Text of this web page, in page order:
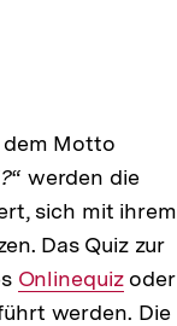
Motto
“ werden die
sich mit ihrem
Das Quiz zur
Interner
Link:
Onlinequizoder
werden. Die